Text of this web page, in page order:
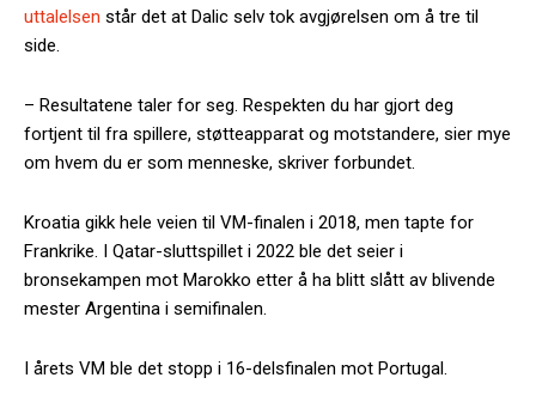
uttalelsen står det at Dalic selv tok avgjørelsen om å tre til
side.
– Resultatene taler for seg. Respekten du har gjort deg
fortjent til fra spillere, støtteapparat og motstandere, sier mye
om hvem du er som menneske, skriver forbundet.
Kroatia gikk hele veien til VM-finalen i 2018, men tapte for
Frankrike. I Qatar-sluttspillet i 2022 ble det seier i
bronsekampen mot Marokko etter å ha blitt slått av blivende
mester Argentina i semifinalen.
I årets VM ble det stopp i 16-delsfinalen mot Portugal.